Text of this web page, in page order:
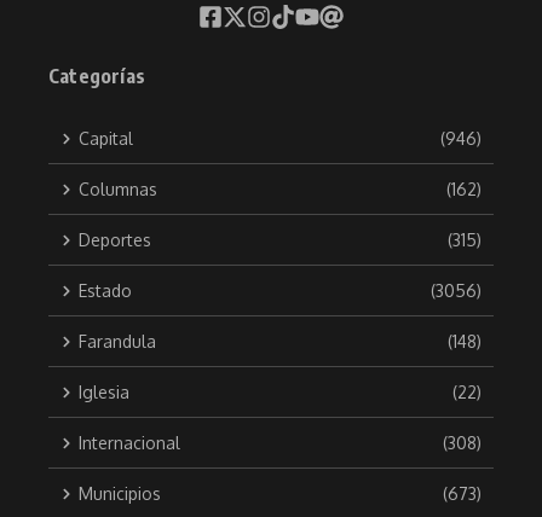
Categorías
Capital (946)
Columnas (162)
Deportes (315)
Estado (3056)
Farandula (148)
Iglesia (22)
Internacional (308)
Municipios (673)